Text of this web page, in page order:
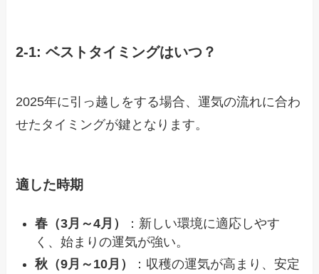
2-1: ベストタイミングはいつ？
2025年に引っ越しをする場合、運気の流れに合わ
せたタイミングが鍵となります。
適した時期
春（3月～4月）
：新しい環境に適応しやす
く、始まりの運気が強い。
秋（9月～10月）
：収穫の運気が高まり、安定